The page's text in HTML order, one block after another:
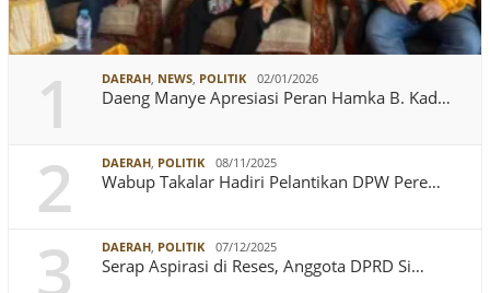
1 DAERAH, NEWS, POLITIK 02/01/2026
Daeng Manye Apresiasi Peran Hamka B. Kad…
2 DAERAH, POLITIK 08/11/2025
Wabup Takalar Hadiri Pelantikan DPW Pere…
3 DAERAH, POLITIK 07/12/2025
Serap Aspirasi di Reses, Anggota DPRD Si…